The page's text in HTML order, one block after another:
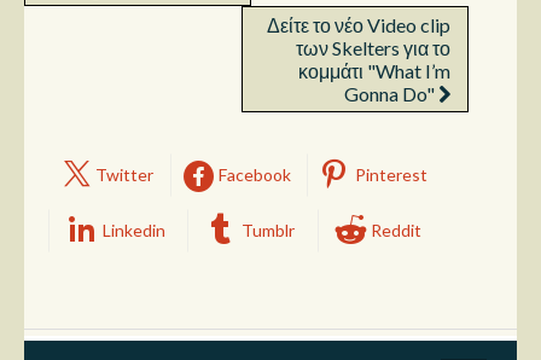
Δείτε το νέο Video clip
των Skelters για το
κομμάτι "What I’m
Gonna Do"
Twitter Facebook Pinterest
Linkedin Tumblr Reddit